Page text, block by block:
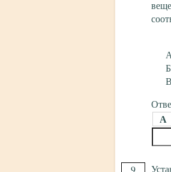
А
9